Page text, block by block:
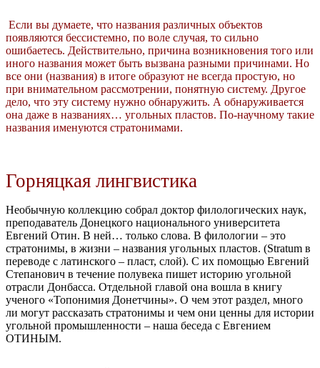
Если вы думаете, что названия различных объектов
появляются бессистемно, по воле случая, то сильно
ошибаетесь. Действительно, причина возникновения того или
иного названия может быть вызвана разными причинами. Но
все они (названия) в итоге образуют не всегда простую, но
при внимательном рассмотрении, понятную систему. Другое
дело, что эту систему нужно обнаружить. А обнаруживается
она даже в названиях… угольных пластов. По-научному такие
названия именуются стратонимами.
Горняцкая лингвистика
Необычную коллекцию собрал доктор филологических наук,
преподаватель Донецкого национального университета
Евгений Отин. В ней… только слова. В филологии – это
стратонимы, в жизни – названия угольных пластов. (Stratum в
переводе с латинского – пласт, слой). С их помощью Евгений
Степанович в течение полувека пишет историю угольной
отрасли Донбасса. Отдельной главой она вошла в книгу
ученого «Топонимия Донетчины». О чем этот раздел, много
ли могут рассказать стратонимы и чем они ценны для истории
угольной промышленности – наша беседа с Евгением
ОТИНЫМ.